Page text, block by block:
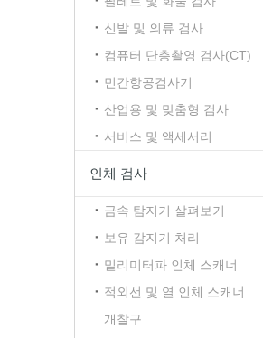
신발 및 의류 검사
컴퓨터 단층촬영 검사(CT)
민간항공검사기
산업용 및 맞춤형 검사
서비스 및 액세서리
인체 검사
금속 탐지기 살펴보기
보유 감지기 처리
밀리미터파 인체 스캐너
적외선 및 열 인체 스캐너
개찰구